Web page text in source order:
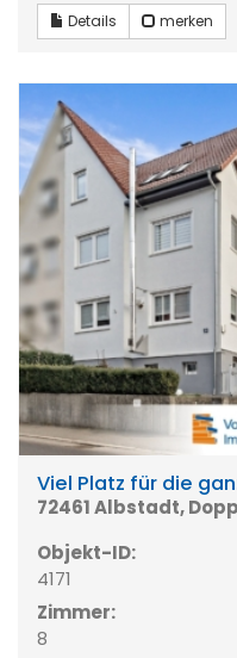
Details merken
Viel Platz für die
72461 Albstadt,
Objekt-ID:
4171
Zimmer:
8